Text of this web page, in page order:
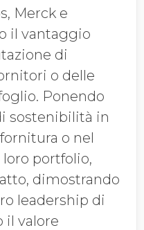
Merck e
il vantaggio
di
o delle
Ponendo
sostenibilità in
o nel
portfolio,
dimostrando
leadership di
il valore